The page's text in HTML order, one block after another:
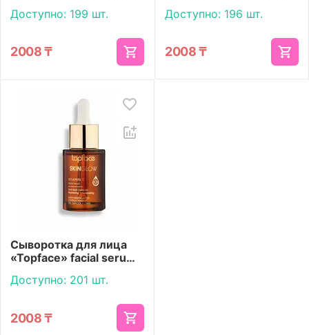
Доступно: 199 шт.
2008 ₸
Доступно: 196 шт.
2008 ₸
Сыворотка для лица
«Topface» facial serum
Доступно: 201 шт.
2008 ₸